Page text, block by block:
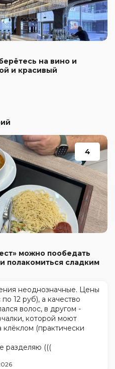
4
можно пообедать
полакомиться сладким
неоднозначные. Цены
12 руб), а качество
волос, в другом -
которой моют
(практически
разделяю (((
на вино и
и красивый